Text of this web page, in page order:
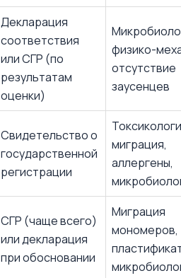
Декларация
соответствия
или СГР (по
результатам
оценки)
физико-
отсутствие
заусенцев
Свидетельство о
государственной
регистрации
миграция,
аллергены,
СГР (чаще всего)
или декларация
при обосновании
Миграция
мономеров,